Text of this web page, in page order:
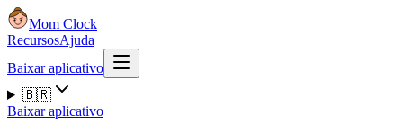
Mom Clock
RecursosAjuda
Baixar aplicativo
🇧🇷
Baixar aplicativo